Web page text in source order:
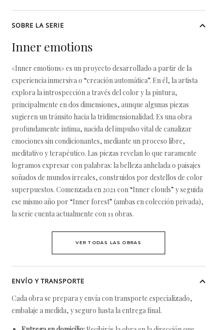
SOBRE LA SERIE
Inner emotions
«Inner emotions» es un proyecto desarrollado a partir de la
experiencia inmersiva o “creación automática”. En él, la artista
explora la introspección a través del color y la pintura,
principalmente en dos dimensiones, aunque algunas piezas
sugieren un tránsito hacia la tridimensionalidad. Es una obra
profundamente íntima, nacida del impulso vital de canalizar
emociones sin condicionantes, mediante un proceso libre,
meditativo y terapéutico. Las piezas revelan lo que raramente
logramos expresar con palabras: la belleza anhelada o paisajes
soñados de mundos irreales, construidos por destellos de color
superpuestos. Comenzada en 2021 con “Inner clouds” y seguida
ese mismo año por “Inner forest” (ambas en colección privada),
la serie cuenta actualmente con 11 obras.
VER TODAS LAS OBRAS
ENVÍO Y TRANSPORTE
Cada obra se prepara y envía con transporte especializado,
embalaje a medida, y seguro hasta la entrega final.